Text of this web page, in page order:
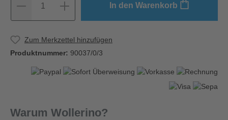
1 In den Warenkorb
Zum Merkzettel hinzufügen
Produktnummer: 90037/0/3
Warum Wollerino?